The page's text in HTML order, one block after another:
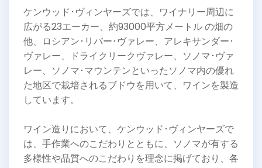
ケンウッド･ヴィンヤーズでは、ワイナリー周辺に
広がる23エーカー、約93000平方メートル の畑の
他、ロシアン･リバー･ヴァレー、アレキサンダー･
ヴァレー、ドライクリークヴァレー、ソノマ･ヴァ
レー、ソノマ･マウンテンといったソノマ内の優れ
た地区で栽培されるブドウを用いて、ワインを製造
しています。
ワイン造りにおいて、ケンウッド･ヴィンヤーズで
は、手作業へのこだわりとともに、ソノマが有する
多様性や品質へのこだわりを理念に掲げており、各